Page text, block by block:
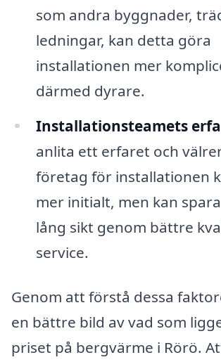
som andra byggnader,
ledningar, kan detta göra
installationen mer
därmed dyrare.
Installationsteamets
anlita ett erfaret och
företag för installationen
mer initialt, men kan
lång sikt genom bättre
service.
Genom att förstå dessa
en bättre bild av vad som
priset på bergvärme i Rörö.